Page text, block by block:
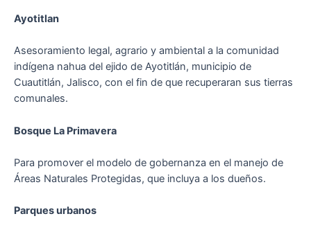
Ayotitlan
Asesoramiento legal, agrario y ambiental a la comunidad
indígena nahua del ejido de Ayotitlán, municipio de
Cuautitlán, Jalisco, con el fin de que recuperaran sus tierras
comunales.
Bosque La Primavera
Para promover el modelo de gobernanza en el manejo de
Áreas Naturales Protegidas, que incluya a los dueños.
Parques urbanos